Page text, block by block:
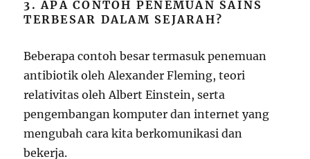
3. APA CONTOH PENEMUAN SAINS
TERBESAR DALAM SEJARAH?
Beberapa contoh besar termasuk penemuan
antibiotik oleh Alexander Fleming, teori
relativitas oleh Albert Einstein, serta
pengembangan komputer dan internet yang
mengubah cara kita berkomunikasi dan
bekerja.